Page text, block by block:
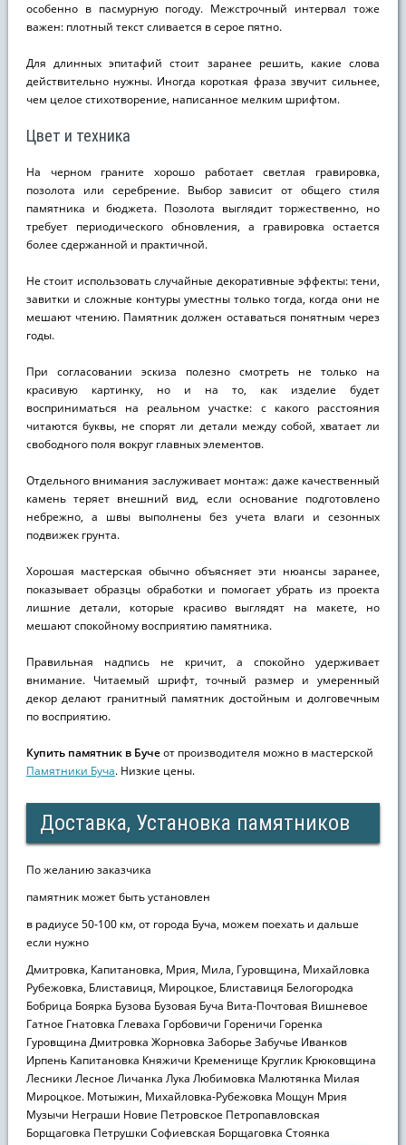
особенно в пасмурную погоду. Межстрочный интервал тоже
важен: плотный текст сливается в серое пятно.
Для длинных эпитафий стоит заранее решить, какие слова
действительно нужны. Иногда короткая фраза звучит сильнее,
чем целое стихотворение, написанное мелким шрифтом.
Цвет и техника
На черном граните хорошо работает светлая гравировка,
позолота или серебрение. Выбор зависит от общего стиля
памятника и бюджета. Позолота выглядит торжественно, но
требует периодического обновления, а гравировка остается
более сдержанной и практичной.
Не стоит использовать случайные декоративные эффекты: тени,
завитки и сложные контуры уместны только тогда, когда они не
мешают чтению. Памятник должен оставаться понятным через
годы.
При согласовании эскиза полезно смотреть не только на
красивую картинку, но и на то, как изделие будет
восприниматься на реальном участке: с какого расстояния
читаются буквы, не спорят ли детали между собой, хватает ли
свободного поля вокруг главных элементов.
Отдельного внимания заслуживает монтаж: даже качественный
камень теряет внешний вид, если основание подготовлено
небрежно, а швы выполнены без учета влаги и сезонных
подвижек грунта.
Хорошая мастерская обычно объясняет эти нюансы заранее,
показывает образцы обработки и помогает убрать из проекта
лишние детали, которые красиво выглядят на макете, но
мешают спокойному восприятию памятника.
Правильная надпись не кричит, а спокойно удерживает
внимание. Читаемый шрифт, точный размер и умеренный
декор делают гранитный памятник достойным и долговечным
по восприятию.
Купить памятник в Бучеот производителя можно в мастерской
Памятники Буча. Низкие цены.
Доставка, Установка памятников
По желанию заказчика
памятник может быть установлен
в радиусе 50-100 км, от города Буча, можем поехать и дальше
если нужно
Дмитровка, Капитановка, Мрия, Мила, Гуровщина, Михайловка
Рубежовка, Блиставиця, Мироцкое, Блиставиця Белогородка
Бобрица Боярка Бузова Бузовая Буча Вита-Почтовая Вишневое
Гатное Гнатовка Глеваха Горбовичи Гореничи Горенка
Гуровщина Дмитровка Жорновка Заборье Забучье Иванков
Ирпень Капитановка Княжичи Кременище Круглик Крюковщина
Лесники Лесное Личанка Лука Любимовка Малютянка Милая
Мироцкое. Мотыжин, Михайловка-Рубежовка Мощун Мрия
Музычи Неграши Новие Петровское Петропавловская
Борщаговка Петрушки Софиевская Борщаговка Стоянка